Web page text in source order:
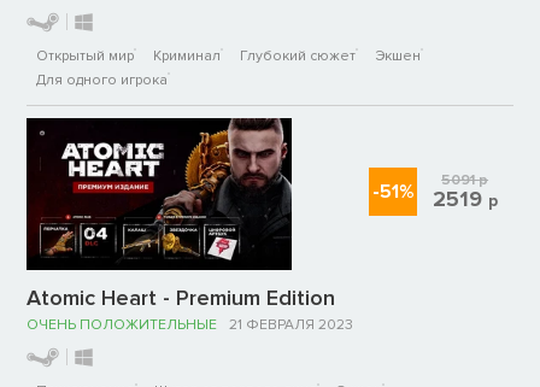
Открытый мир Криминал Глубокий сюжет
Экшен
Для одного игрока
Atomic Heart - Premium Edition
ОЧЕНЬ ПОЛОЖИТЕЛЬНЫЕ 21 ФЕВРАЛЯ 2023
-51% 5091р
2519 р